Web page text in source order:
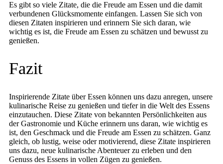
Es gibt so viele Zitate, die die Freude am Essen und die damit
verbundenen Glücksmomente einfangen. Lassen Sie sich von
diesen Zitaten inspirieren und erinnern Sie sich daran, wie
wichtig es ist, die Freude am Essen zu schätzen und bewusst zu
genießen.
Fazit
Inspirierende Zitate über Essen können uns dazu anregen, unsere
kulinarische Reise zu genießen und tiefer in die Welt des Essens
einzutauchen. Diese Zitate von bekannten Persönlichkeiten aus
der Gastronomie und Küche erinnern uns daran, wie wichtig es
ist, den Geschmack und die Freude am Essen zu schätzen. Ganz
gleich, ob lustig, weise oder motivierend, diese Zitate inspirieren
uns dazu, neue kulinarische Abenteuer zu erleben und den
Genuss des Essens in vollen Zügen zu genießen.